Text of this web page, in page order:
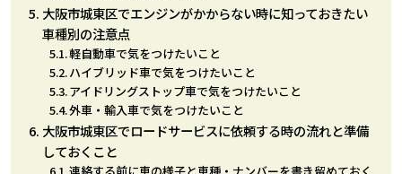
大阪市城東区でエンジンがかからない時に知っておきたい
車種別の注意点
軽自動車で気をつけたいこと
ハイブリッド車で気をつけたいこと
アイドリングストップ車で気をつけたいこと
外車・輸入車で気をつけたいこと
大阪市城東区でロードサービスに依頼する時の流れと準備
しておくこと